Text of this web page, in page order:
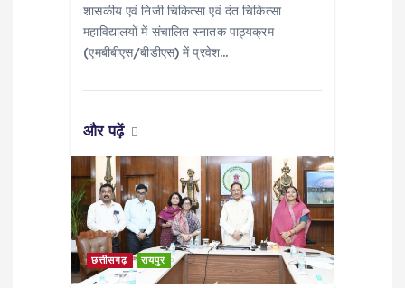
शासकीय एवं निजी चिकित्सा एवं दंत चिकित्सा
महाविद्यालयों में संचालित स्नातक पाठ्यक्रम
(एमबीबीएस/बीडीएस) में प्रवेश…
और पढ़ें
छत्तीसगढ़ रायपुर